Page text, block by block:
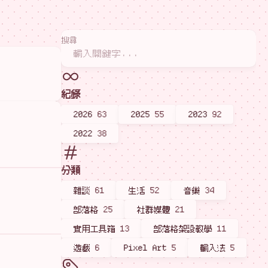
搜尋
紀錄
2026 63 2025 55 2023 92
2022 38
分類
雜談 61 生活 52 音樂 34
部落格 25 社群媒體 21
實用工具箱 13 部落格架設教學 11
遊戲 6 Pixel Art 5 輸入法 5